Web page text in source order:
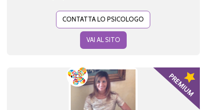
CONTATTA LO PSICOLOGO
VAI AL SITO